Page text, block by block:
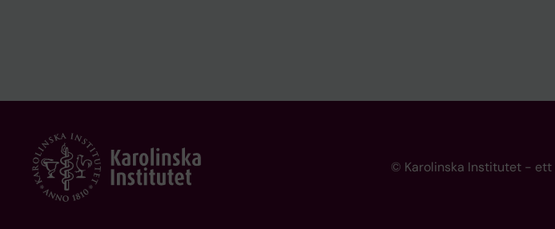
© Karolinska Institutet -